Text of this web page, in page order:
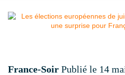
France-Soir Publié le 14